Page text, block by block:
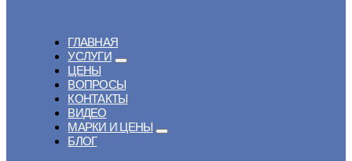
ГЛАВНАЯ
УСЛУГИ
ЦЕНЫ
ВОПРОСЫ
КОНТАКТЫ
ВИДЕО
МАРКИ И ЦЕНЫ
БЛОГ